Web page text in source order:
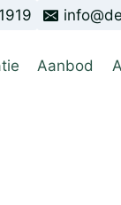
Aanbod